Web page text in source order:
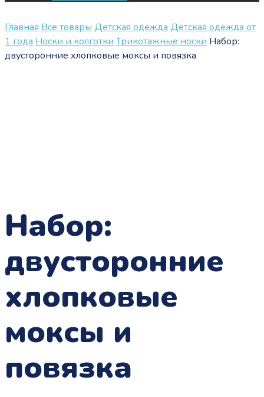
Главная Все товары Детская одежда Детская одежда от
1 года Носки и колготки Трикотажные носки Набор:
двусторонние хлопковые моксы и повязка
Набор:
двусторонние
хлопковые
моксы и
повязка